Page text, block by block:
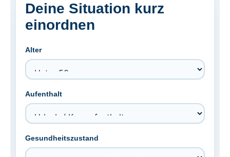
Deine Situation kurz
einordnen
Alter
Aufenthalt
Gesundheitszustand